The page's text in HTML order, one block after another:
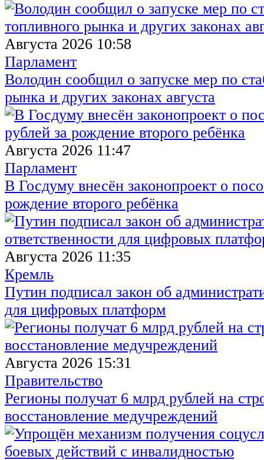
Августа 2026 10:58
Парламент
Володин сообщил о запуске мер по
рынка и других законах августа
Августа 2026 11:47
Парламент
В Госдуму внесён законопроект о
рождение второго ребёнка
Августа 2026 11:35
Кремль
Путин подписал закон об
для цифровых платформ
Августа 2026 15:31
Правительство
Регионы получат 6 млрд рублей на
восстановление медучреждений